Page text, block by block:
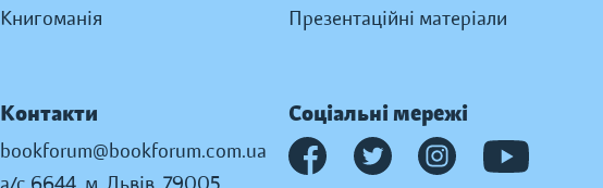
Книгоманія
Презентаційні матеріали
Контакти
bookforum@bookforum.com.ua
Соціальні мережі